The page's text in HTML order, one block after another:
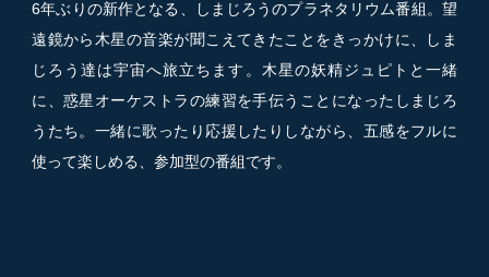
6年ぶりの新作となる、しまじろうのプラネタリウム番組。望
遠鏡から木星の音楽が聞こえてきたことをきっかけに、しま
じろう達は宇宙へ旅立ちます。木星の妖精ジュピトと一緒
に、惑星オーケストラの練習を手伝うことになったしまじろ
うたち。一緒に歌ったり応援したりしながら、五感をフルに
使って楽しめる、参加型の番組です。